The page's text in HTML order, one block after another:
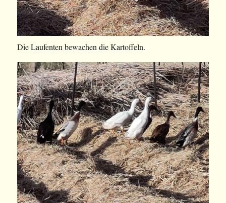
Die Laufenten bewachen die Kartoffeln.